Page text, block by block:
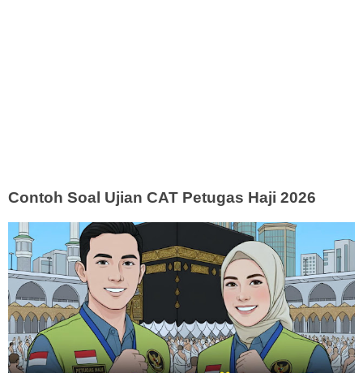
Contoh Soal Ujian CAT Petugas Haji 2026